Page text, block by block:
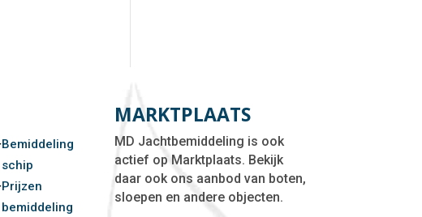
Bemiddeling
schip
Prijzen
bemiddeling
MARKTPLAATS
MD Jachtbemiddeling is ook
actief op Marktplaats. Bekijk
daar ook ons aanbod van boten,
sloepen en andere objecten.